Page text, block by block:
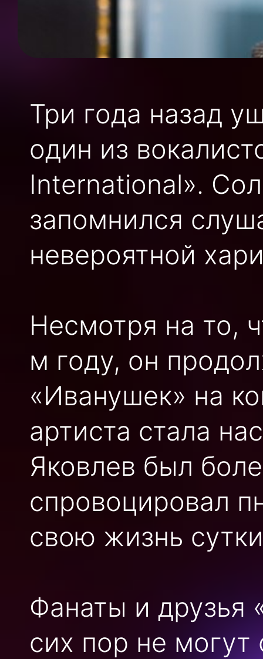
Три года назад
один из
International».
запомнился
невероятной
Несмотря на то,
м году, он
«Иванушек» на
артиста стала
Яковлев был
спровоцировал
свою жизнь
Фанаты и друзья
сих пор не